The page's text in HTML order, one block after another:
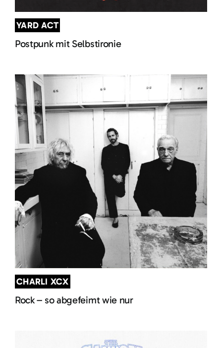
YARD ACT
Postpunk mit Selbstironie
CHARLI XCX
Rock – so abgefeimt wie nur